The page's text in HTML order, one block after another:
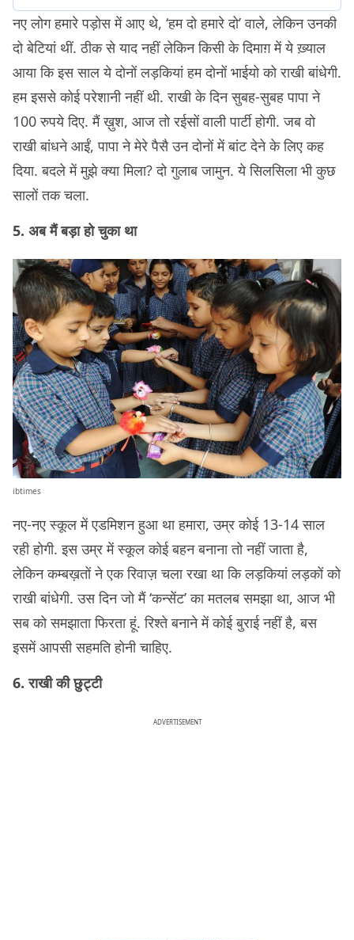
नए लोग हमारे पड़ोस में आए थे, ‘हम दो हमारे दो’ वाले, लेकिन उनकी
दो बेटियां थीं. ठीक से याद नहीं लेकिन किसी के दिमाग़ में ये ख़्याल
आया कि इस साल ये दोनों लड़कियां हम दोनों भाईयो को राखी बांधेगी.
हम इससे कोई परेशानी नहीं थी. राखी के दिन सुबह-सुबह पापा ने
100 रुपये दिए. मैं ख़ुश, आज तो रईसों वाली पार्टी होगी. जब वो
राखी बांधने आईं, पापा ने मेरे पैसै उन दोनों में बांट देने के लिए कह
दिया. बदले में मुझे क्या मिला? दो गुलाब जामुन. ये सिलसिला भी कुछ
सालों तक चला.
5. अब मैं बड़ा हो चुका था
ibtimes
नए-नए स्कूल में एडमिशन हुआ था हमारा, उम्र कोई 13-14 साल
रही होगी. इस उम्र में स्कूल कोई बहन बनाना तो नहीं जाता है,
लेकिन कम्बख़तों ने एक रिवाज़ चला रखा था कि लड़कियां लड़कों को
राखी बांधेगी. उस दिन जो मैं ‘कन्सेंट’ का मतलब समझा था, आज भी
सब को समझाता फिरता हूं. रिश्ते बनाने में कोई बुराई नहीं है, बस
इसमें आपसी सहमति होनी चाहिए.
6. राखी की छुट्टी
ADVERTISEMENT